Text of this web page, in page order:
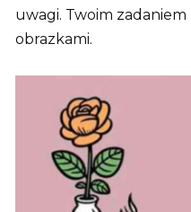
uwagi. Twoim
obrazkami.